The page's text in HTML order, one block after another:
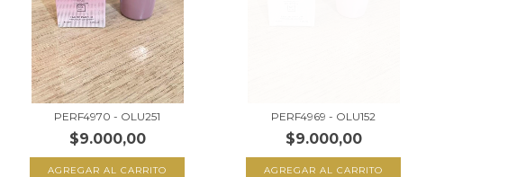
PERF4970 - OLU251
$9.000,00
AGREGAR AL CARRITO
PERF4969 - OLU152
$9.000,00
AGREGAR AL CARRITO